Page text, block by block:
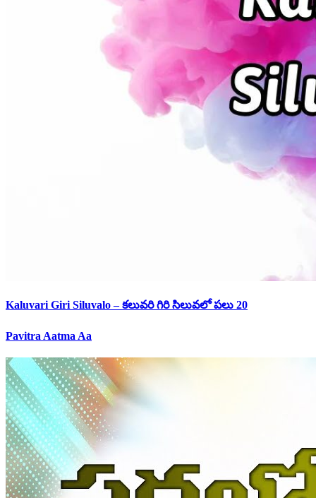
Kaluvari Giri Siluvalo – కలువరి గిరి సిలువలో పలు 20
Pavitra Aatma Aa